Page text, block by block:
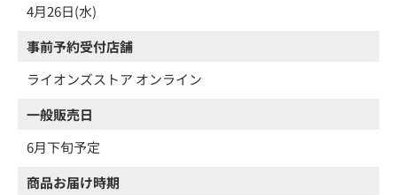
4月26日(水)
事前予約受付店舗
ライオンズストア オンライン
一般販売日
6月下旬予定
商品お届け時期